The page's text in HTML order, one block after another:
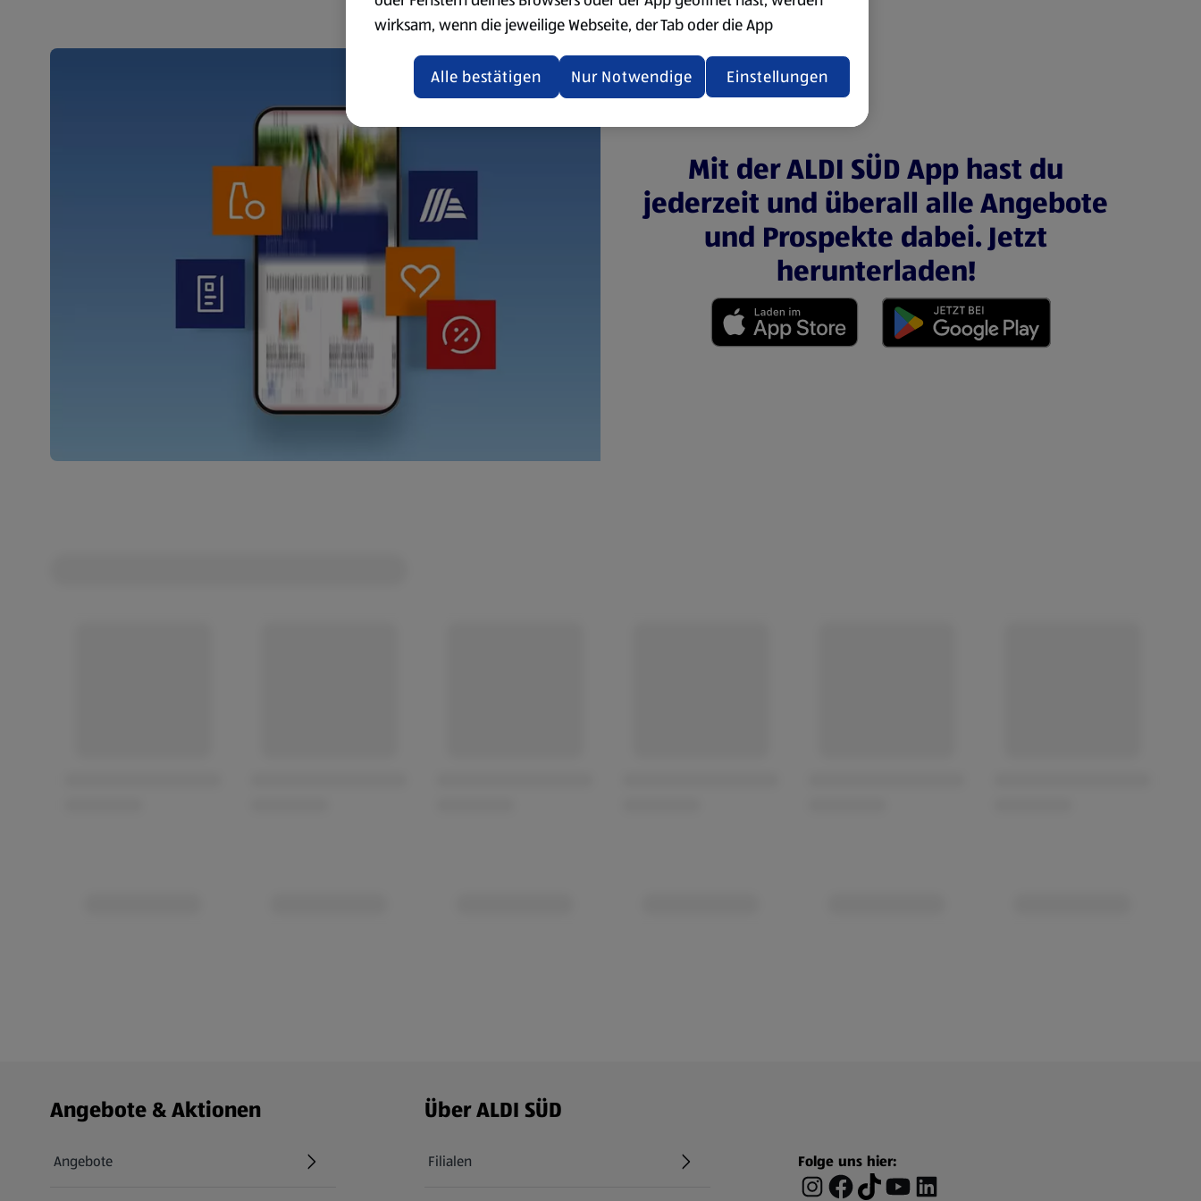
Mit der ALDI SÜD App hast du
jederzeit und überall alle Angebote
und Prospekte dabei. Jetzt
herunterladen!
Fußzeilenmenü - weitere Links
Angebote & Aktionen
Angebote
Über ALDI SÜD
Filialen Folge uns hier:
wirksam, wenn die jeweilige Webseite, der Tab oder die App
aktualisiert oder geschlossen und anschließend wieder geöffnet
Datenschutzerklärung zur Verfügung.
Übersicht der Webseitenbetreiber und Datenschutzerklärungen
Einstellungen
Nur Notwendige
Alle bestätigen